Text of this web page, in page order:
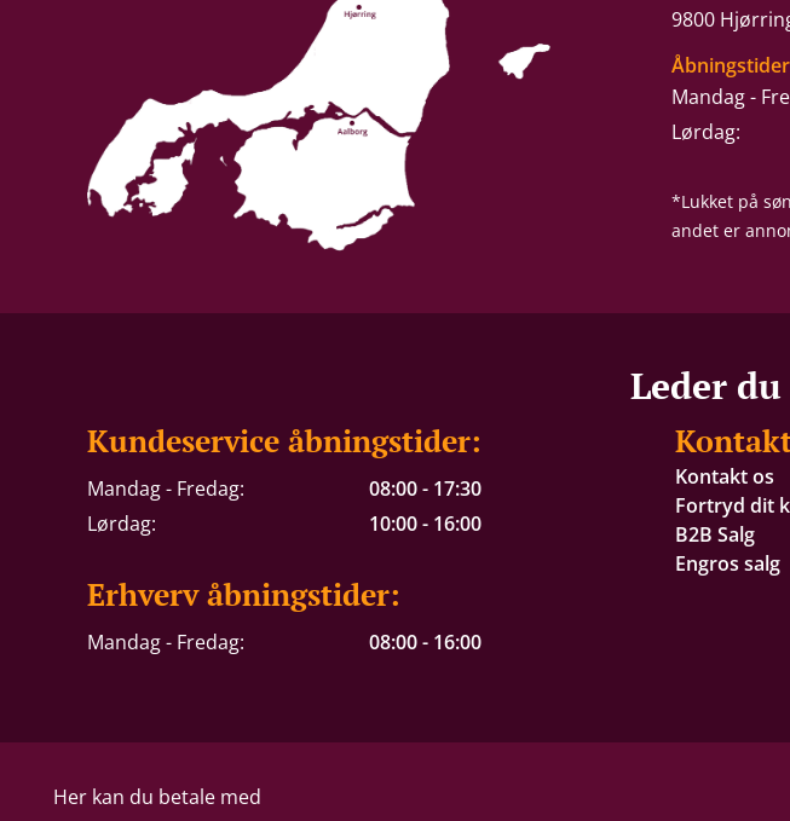
9800
Åbningstider
Mandag -
Lørdag:
*Lukket på
andet er
Leder
Kundeservice åbningstider:
Mandag - Fredag:
08:00 - 17:30
Lørdag:
10:00 - 16:00
Erhverv åbningstider:
Mandag - Fredag: 08:00 - 16:00
Kontakt os
Fortryd dit
B2B Salg
Engros salg
Her kan du betale med